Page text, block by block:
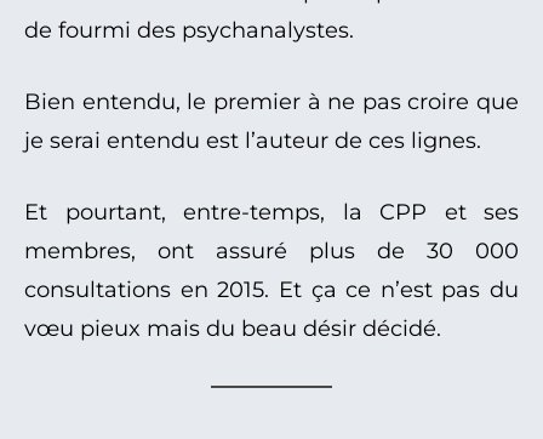
de fourmi des psychanalystes.
Bien entendu, le premier à ne pas croire que
je serai entendu est l’auteur de ces lignes.
Et pourtant, entre-temps, la CPP et ses
membres, ont assuré plus de 30 000
consultations en 2015. Et ça ce n’est pas du
vœu pieux mais du beau désir décidé.